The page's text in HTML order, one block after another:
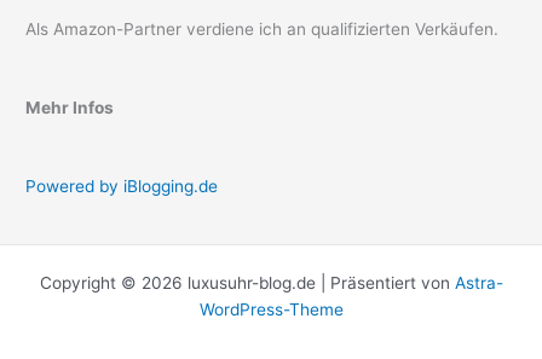
Als Amazon-Partner verdiene ich an qualifizierten Verkäufen.
Mehr Infos
Powered by iBlogging.de
Copyright © 2026 luxusuhr-blog.de | Präsentiert von Astra-
WordPress-Theme